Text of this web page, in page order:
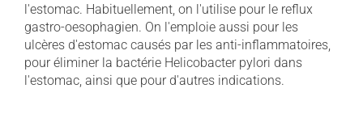
l'estomac. Habituellement, on l'utilise pour le reflux
gastro-oesophagien. On l'emploie aussi pour les
ulcères d'estomac causés par les anti-inflammatoires,
pour éliminer la bactérie Helicobacter pylori dans
l'estomac, ainsi que pour d'autres indications.